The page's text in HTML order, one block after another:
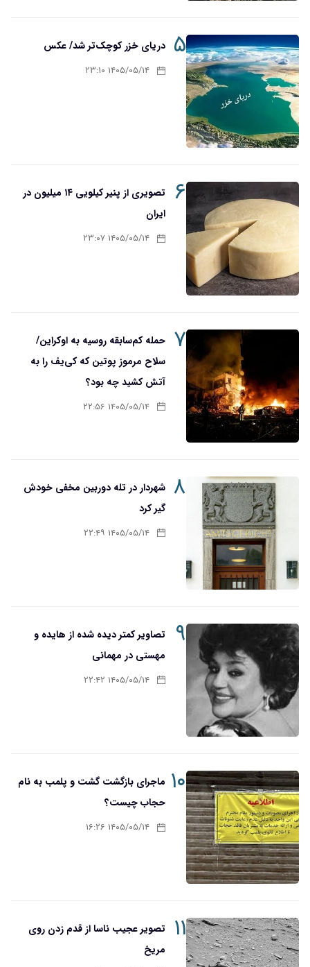
۵ دریای خزر کوچک‌تر شد/ عکس
۱۴۰۵/۰۵/۱۴ ۲۳:۱۰
۶
تصویری از پنیر کیلویی ۱۴ میلیون در
ایران
۱۴۰۵/۰۵/۱۴ ۲۳:۰۷
۷ حمله کم‌سابقه روسیه به اوکراین/
سلاح مرموز پوتین که کی‌یف را به
آتش کشید چه بود؟
۱۴۰۵/۰۵/۱۴ ۲۲:۵۶
۸ شهردار در تله دوربین مخفی خودش
گیر کرد
۱۴۰۵/۰۵/۱۴ ۲۲:۴۹
۹
تصاویر کمتر دیده شده از هایده و
مهستی در مهمانی
۱۴۰۵/۰۵/۱۴ ۲۲:۴۲
۱۰ ماجرای بازگشت گشت و پلمب به نام
حجاب چیست؟
۱۴۰۵/۰۵/۱۴ ۱۶:۲۶
۱۱
تصویر عجیب ناسا از قدم زدن روی
مریخ